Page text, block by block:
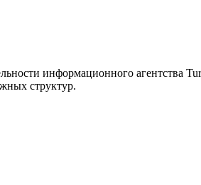
информационного агентства
структур.